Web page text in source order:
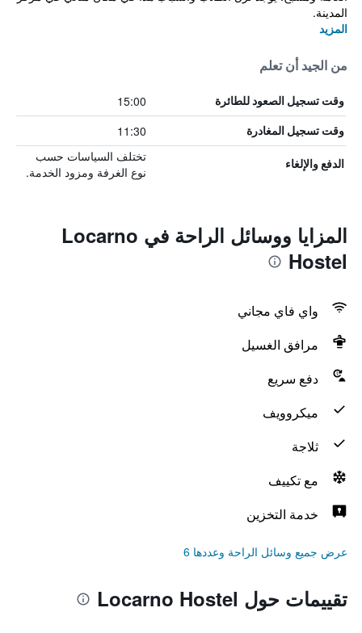
المدينة.
المزيد
من الجيد أن تعلم
وقت تسجيل الصعود للطائرة 15:00
وقت تسجيل المغادرة 11:30
الدفع والإلغاء
تختلف السياسات حسب
نوع الغرفة ومزود الخدمة.
المزايا ووسائل الراحة في Locarno
Hostel
واي فاي مجاني
مرافق الغسيل
دفع سريع
ميكروويف
ثلاجة
مع تكييف
خدمة التخزين
عرض جميع وسائل الراحة وعددها 6
تقييمات حول Locarno Hostel